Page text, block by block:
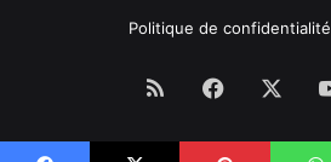
Politique de confidentialité
RSS Facebook